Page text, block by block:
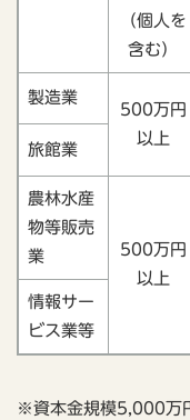
（個人を
含む）
製造業
500万円
以上
旅館業
農林水産
物等販売
業
500万円
以上
情報サー
ビス業等
※資本金規模5,000万